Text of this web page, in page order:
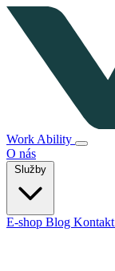
Work Ability
O nás
Služby
E-shop Blog Kontakt